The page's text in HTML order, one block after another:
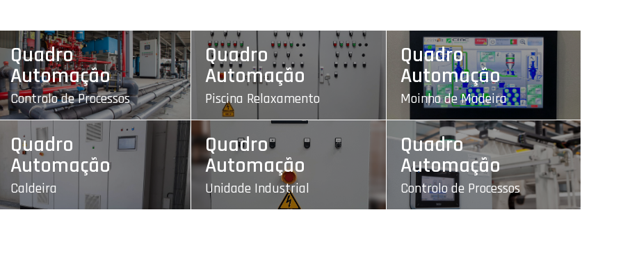
Quadro
Automação
Controlo de Processos
Quadro
Automação
Piscina Relaxamento
Quadro
Automação
Moinho de Madeira
Quadro
Automação
Caldeira
Quadro
Automação
Unidade Industrial
Quadro
Automação
Controlo de Processos